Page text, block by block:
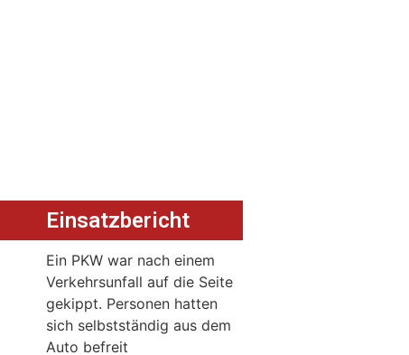
Einsatzbericht
Ein PKW war nach einem
Verkehrsunfall auf die Seite
gekippt. Personen hatten
sich selbstständig aus dem
Auto befreit